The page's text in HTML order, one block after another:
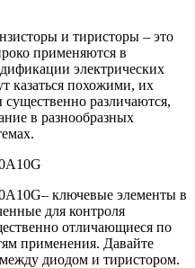
и тиристоры – это
применяются в
электрических
казаться похожими, их
различаются,
в разнообразных
ключевые элементы в
для контроля
отличающиеся по
применения. Давайте
диодом и тиристором.